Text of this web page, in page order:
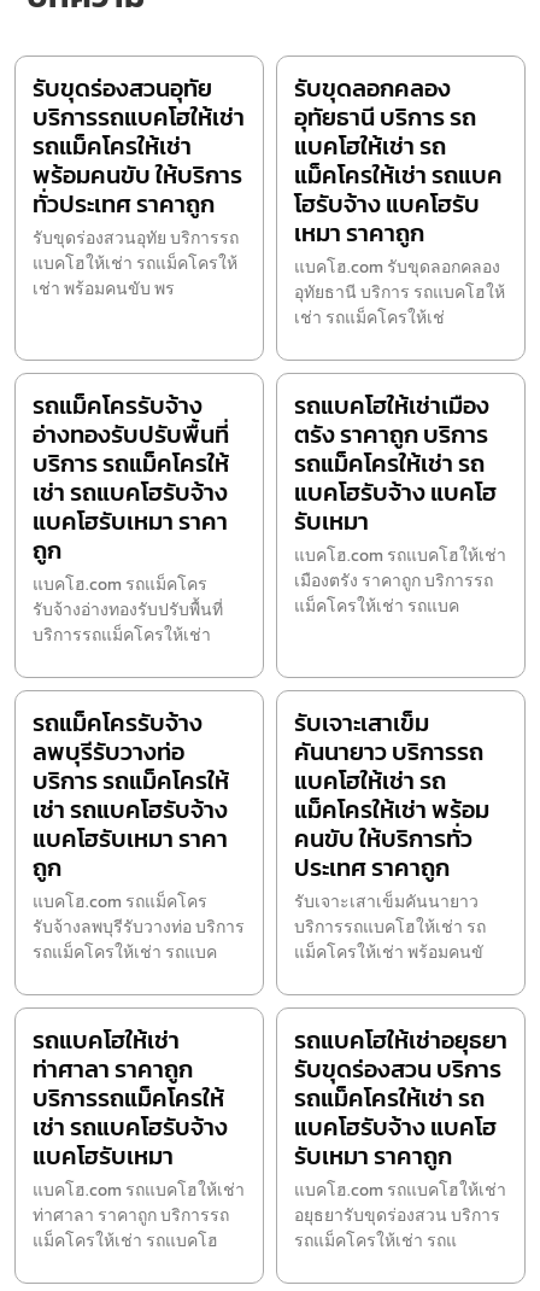
รับขุดร่องสวนอุทัย
บริการรถแบคโฮให้เช่า
รถแม็คโครให้เช่า
พร้อมคนขับ ให้บริการ
ทั่วประเทศ ราคาถูก
รับขุดร่องสวนอุทัย บริการรถ
แบคโฮให้เช่า รถแม็คโครให้
เช่า พร้อมคนขับ พร
รับขุดลอกคลอง
อุทัยธานี บริการ รถ
แบคโฮให้เช่า รถ
แม็คโครให้เช่า รถแบค
โฮรับจ้าง แบคโฮรับ
เหมา ราคาถูก
แบคโฮ.com รับขุดลอกคลอง
อุทัยธานี บริการ รถแบคโฮให้
เช่า รถแม็คโครให้เช่
รถแม็คโครรับจ้าง
อ่างทองรับปรับพื้นที่
บริการ รถแม็คโครให้
เช่า รถแบคโฮรับจ้าง
แบคโฮรับเหมา ราคา
ถูก
แบคโฮ.com รถแม็คโคร
รับจ้างอ่างทองรับปรับพื้นที่
บริการรถแม็คโครให้เช่า
รถแบคโฮให้เช่าเมือง
ตรัง ราคาถูก บริการ
รถแม็คโครให้เช่า รถ
แบคโฮรับจ้าง แบคโฮ
รับเหมา
แบคโฮ.com รถแบคโฮให้เช่า
เมืองตรัง ราคาถูก บริการรถ
แม็คโครให้เช่า รถแบค
รถแม็คโครรับจ้าง
ลพบุรีรับวางท่อ
บริการ รถแม็คโครให้
เช่า รถแบคโฮรับจ้าง
แบคโฮรับเหมา ราคา
ถูก
แบคโฮ.com รถแม็คโคร
รับจ้างลพบุรีรับวางท่อ บริการ
รถแม็คโครให้เช่า รถแบค
รับเจาะเสาเข็ม
คันนายาว บริการรถ
แบคโฮให้เช่า รถ
แม็คโครให้เช่า พร้อม
คนขับ ให้บริการทั่ว
ประเทศ ราคาถูก
รับเจาะเสาเข็มคันนายาว
บริการรถแบคโฮให้เช่า รถ
แม็คโครให้เช่า พร้อมคนขั
รถแบคโฮให้เช่า
ท่าศาลา ราคาถูก
บริการรถแม็คโครให้
เช่า รถแบคโฮรับจ้าง
แบคโฮรับเหมา
แบคโฮ.com รถแบคโฮให้เช่า
ท่าศาลา ราคาถูก บริการรถ
แม็คโครให้เช่า รถแบคโฮ
รถแบคโฮให้เช่าอยุธยา
รับขุดร่องสวน บริการ
รถแม็คโครให้เช่า รถ
แบคโฮรับจ้าง แบคโฮ
รับเหมา ราคาถูก
แบคโฮ.com รถแบคโฮให้เช่า
อยุธยารับขุดร่องสวน บริการ
รถแม็คโครให้เช่า รถแ